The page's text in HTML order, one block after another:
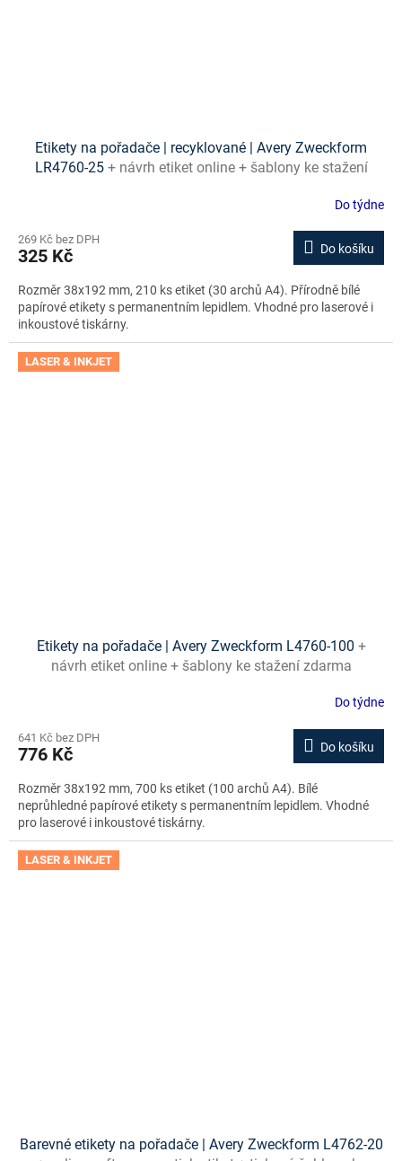
Etikety na pořadače | recyklované | Avery Zweckform
LR4760-25 + návrh etiket online + šablony ke stažení
Do týdne
269 Kč bez DPH
325 Kč Do košíku
Rozměr 38x192 mm, 210 ks etiket (30 archů A4). Přírodně bílé
papírové etikety s permanentním lepidlem. Vhodné pro laserové i
inkoustové tiskárny.
LASER & INKJET
Etikety na pořadače | Avery Zweckform L4760-100 +
návrh etiket online + šablony ke stažení zdarma
Do týdne
641 Kč bez DPH
776 Kč Do košíku
Rozměr 38x192 mm, 700 ks etiket (100 archů A4). Bílé
neprůhledné papírové etikety s permanentním lepidlem. Vhodné
pro laserové i inkoustové tiskárny.
LASER & INKJET
Barevné etikety na pořadače | Avery Zweckform L4762-20